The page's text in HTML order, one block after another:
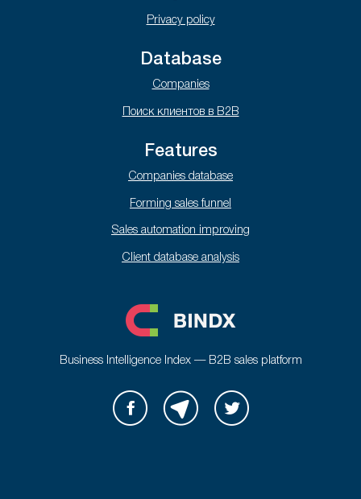
Privacy policy
Database
Companies
Поиск клиентов в B2B
Features
Companies database
Forming sales funnel
Sales automation improving
Client database analysis
Business Intelligence Index — B2B sales platform